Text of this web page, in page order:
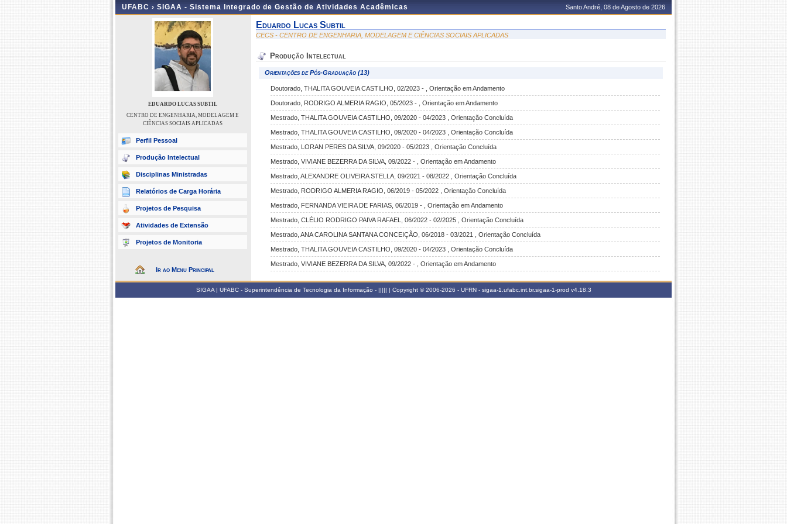
UFABC › SIGAA - Sistema Integrado de Gestão de Atividades Acadêmicas Santo André, 08 de Agosto de 2026
EDUARDO LUCAS SUBTIL
CENTRO DE ENGENHARIA, MODELAGEM E
CIÊNCIAS SOCIAIS APLICADAS
Perfil Pessoal
Produção Intelectual
Disciplinas Ministradas
Relatórios de Carga Horária
Projetos de Pesquisa
Atividades de Extensão
Projetos de Monitoria
Ir ao Menu Principal
Eduardo Lucas Subtil
CECS - CENTRO DE ENGENHARIA, MODELAGEM E CIÊNCIAS SOCIAIS APLICADAS
Produção Intelectual
Orientações de Pós-Graduação (13)
Doutorado, THALITA GOUVEIA CASTILHO, 02/2023 - , Orientação em Andamento
Doutorado, RODRIGO ALMERIA RAGIO, 05/2023 - , Orientação em Andamento
Mestrado, THALITA GOUVEIA CASTILHO, 09/2020 - 04/2023 , Orientação Concluída
Mestrado, THALITA GOUVEIA CASTILHO, 09/2020 - 04/2023 , Orientação Concluída
Mestrado, LORAN PERES DA SILVA, 09/2020 - 05/2023 , Orientação Concluída
Mestrado, VIVIANE BEZERRA DA SILVA, 09/2022 - , Orientação em Andamento
Mestrado, ALEXANDRE OLIVEIRA STELLA, 09/2021 - 08/2022 , Orientação Concluída
Mestrado, RODRIGO ALMERIA RAGIO, 06/2019 - 05/2022 , Orientação Concluída
Mestrado, FERNANDA VIEIRA DE FARIAS, 06/2019 - , Orientação em Andamento
Mestrado, CLÉLIO RODRIGO PAIVA RAFAEL, 06/2022 - 02/2025 , Orientação Concluída
Mestrado, ANA CAROLINA SANTANA CONCEIÇÃO, 06/2018 - 03/2021 , Orientação Concluída
Mestrado, THALITA GOUVEIA CASTILHO, 09/2020 - 04/2023 , Orientação Concluída
Mestrado, VIVIANE BEZERRA DA SILVA, 09/2022 - , Orientação em Andamento
SIGAA | UFABC - Superintendência de Tecnologia da Informação - ||||| | Copyright © 2006-2026 - UFRN - sigaa-1.ufabc.int.br.sigaa-1-prod v4.18.3